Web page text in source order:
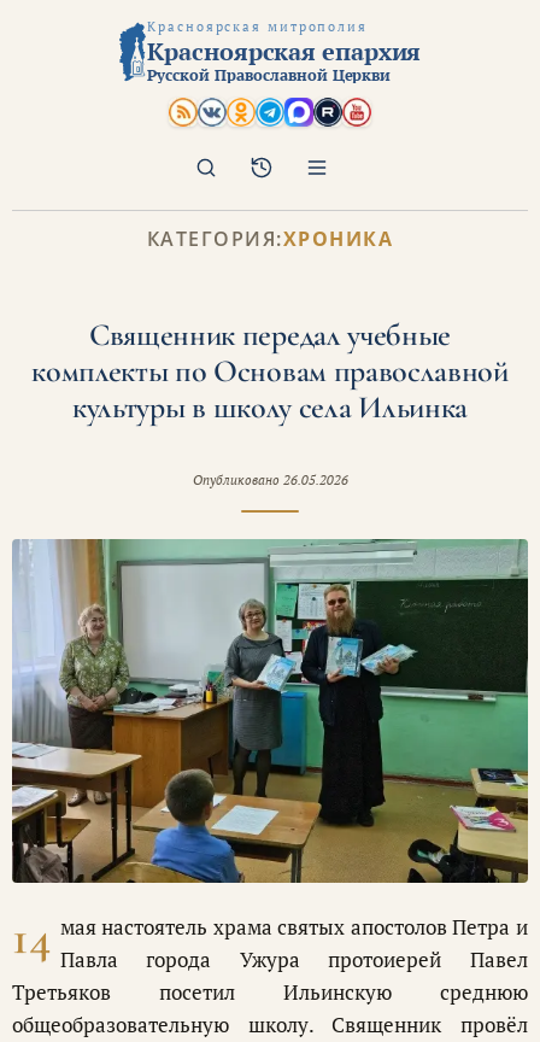
Красноярская митрополия
Красноярская епархия
Русской Православной Церкви
Архив
Поиск
КАТЕГОРИЯ:ХРОНИКА
Священник передал учебные
комплекты по Основам православной
культуры в школу села Ильинка
Опубликовано 26.05.2026
14 мая настоятель храма святых апостолов Петра и
Павла города Ужура протоиерей Павел
Третьяков посетил Ильинскую среднюю
общеобразовательную школу. Священник провёл